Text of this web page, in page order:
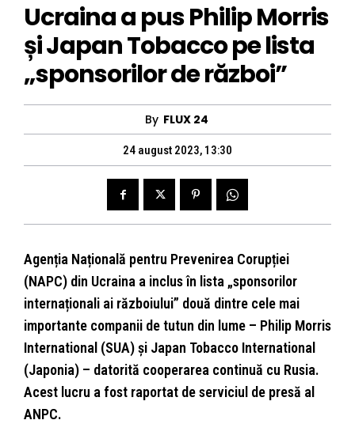
Ucraina a pus Philip Morris
și Japan Tobacco pe lista
„sponsorilor de război”
By FLUX 24
24 august 2023, 13:30
Agenția Națională pentru Prevenirea Corupției
(NAPC) din Ucraina a inclus în lista „sponsorilor
internaționali ai războiului” două dintre cele mai
importante companii de tutun din lume – Philip Morris
International (SUA) și Japan Tobacco International
(Japonia) – datorită cooperarea continuă cu Rusia.
Acest lucru a fost raportat de serviciul de presă al
ANPC.